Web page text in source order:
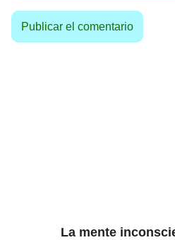
La mente